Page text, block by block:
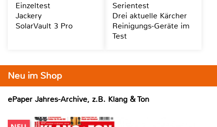
Neu im Shop
ePaper Jahres-Archive, z.B. Klang & Ton
Einzeltest
Jackery
SolarVault 3 Pro
Serientest
Drei aktuelle Kärcher
Reinigungs-Geräte im
Test